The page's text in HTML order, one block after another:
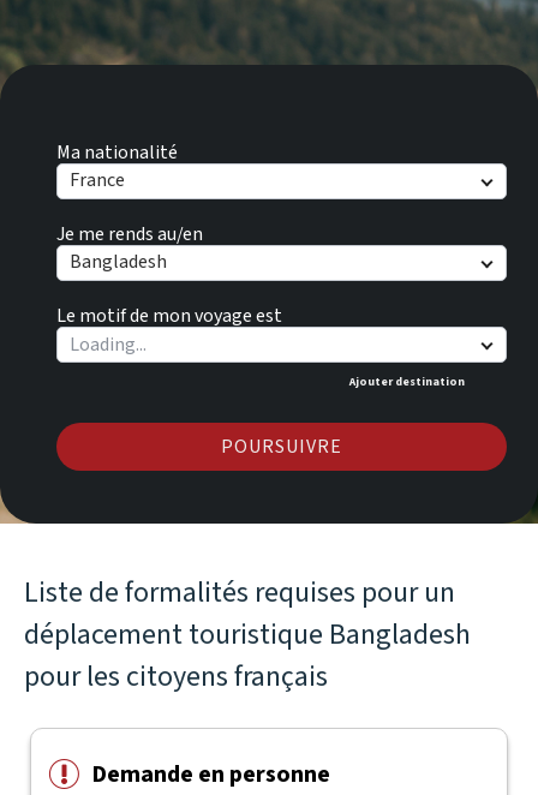
Ma nationalité
France
Je me rends au/en
Bangladesh
Le motif de mon voyage est
Ajouter destination
POURSUIVRE
Liste de formalités requises pour un
déplacement touristique Bangladesh
pour les citoyens français
Demande en personne